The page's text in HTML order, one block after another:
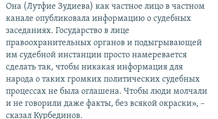
Она (Лутфие Зудиева) как частное лицо в частном
канале опубликовала информацию о судебных
заседаниях. Государство в лице
правоохранительных органов и подыгрывающей
им судебной инстанции просто намеревается
сделать так, чтобы никакая информация для
народа о таких громких политических судебных
процессах не была оглашена. Чтобы люди молчали
и не говорили даже факты, без всякой окраски», –
сказал Курбединов.